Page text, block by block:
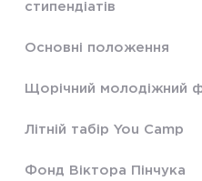
стипендіатів
Основні положення
Щорічний молодіжний
Літній табір You Camp
Фонд Віктора Пінчука